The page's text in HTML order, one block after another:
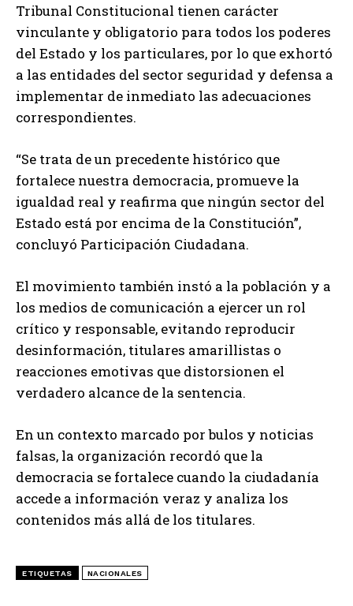
Tribunal Constitucional tienen carácter
vinculante y obligatorio para todos los poderes
del Estado y los particulares, por lo que exhortó
a las entidades del sector seguridad y defensa a
implementar de inmediato las adecuaciones
correspondientes.
“Se trata de un precedente histórico que
fortalece nuestra democracia, promueve la
igualdad real y reafirma que ningún sector del
Estado está por encima de la Constitución”,
concluyó Participación Ciudadana.
El movimiento también instó a la población y a
los medios de comunicación a ejercer un rol
crítico y responsable, evitando reproducir
desinformación, titulares amarillistas o
reacciones emotivas que distorsionen el
verdadero alcance de la sentencia.
En un contexto marcado por bulos y noticias
falsas, la organización recordó que la
democracia se fortalece cuando la ciudadanía
accede a información veraz y analiza los
contenidos más allá de los titulares.
ETIQUETAS NACIONALES